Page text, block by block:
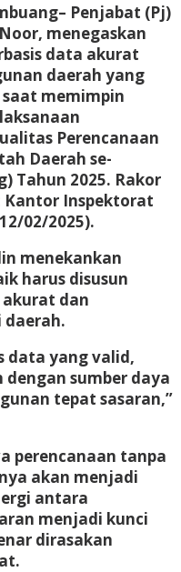
Penjabat (Pj)
menegaskan
data akurat
daerah yang
memimpin
Perencanaan
Daerah se-
Tahun 2025. Rakor
Kantor Inspektorat
02/2025).
menekankan
harus disusun
dan
data yang valid,
sumber daya
tepat sasaran,”
perencanaan tanpa
akan menjadi
antara
menjadi kunci
dirasakan